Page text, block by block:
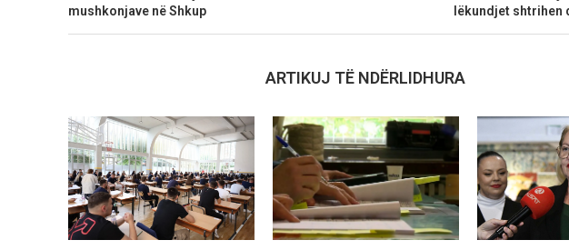
mushkonjave në Shkup
lëkundjet shtrihen
ARTIKUJ TË NDËRLIDHURA